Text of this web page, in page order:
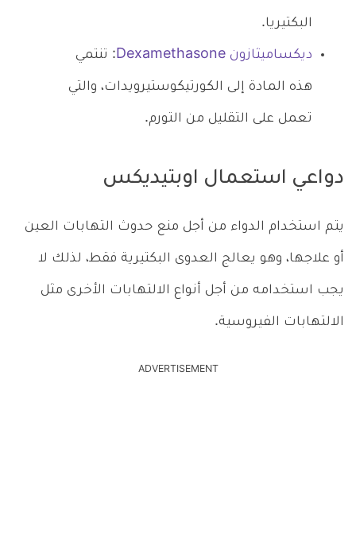
البكتيريا.
ديكساميثازون Dexamethasone : تنتمي
هذه المادة إلى الكورتيكوستيرويدات، والتي
تعمل على التقليل من التورم.
دواعي استعمال اوبتيديكس
يتم استخدام الدواء من أجل منع حدوث التهابات العين
أو علاجها، وهو يعالج العدوى البكتيرية فقط، لذلك لا
يجب استخدامه من أجل أنواع الالتهابات الأخرى مثل
الالتهابات الفيروسية.
ADVERTISEMENT